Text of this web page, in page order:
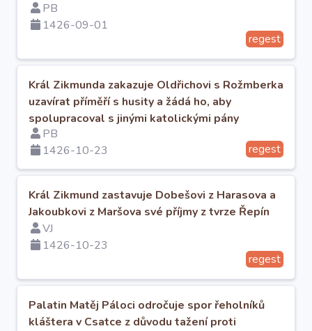
PB
1426-09-01
regest
Král Zikmunda zakazuje Oldřichovi s Rožmberka
uzavírat příměří s husity a žádá ho, aby
spolupracoval s jinými katolickými pány
PB
1426-10-23
regest
Král Zikmund zastavuje Dobešovi z Harasova a
Jakoubkovi z Maršova své příjmy z tvrze Řepín
VJ
1426-10-23
regest
Palatin Matěj Páloci odročuje spor řeholníků
kláštera v Csatce z důvodu tažení proti